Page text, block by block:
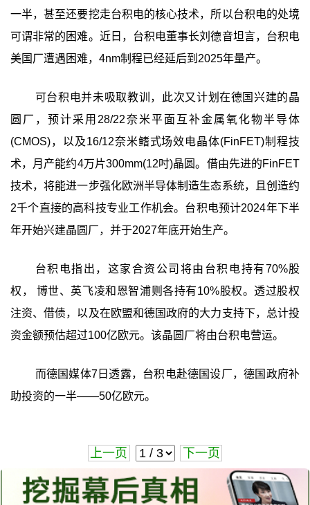
一半，甚至还要挖走台积电的核心技术，所以台积电的处境
可谓非常的困难。近日，台积电董事长刘德音坦言，台积电
美国厂遭遇困难，4nm制程已经延后到2025年量产。
可台积电并未吸取教训，此次又计划在德国兴建的晶
圆厂，预计采用28/22奈米平面互补金属氧化物半导体
(CMOS)，以及16/12奈米鳍式场效电晶体(FinFET)制程技
术，月产能约4万片300mm(12吋)晶圆。借由先进的FinFET
技术，将能进一步强化欧洲半导体制造生态系统，且创造约
2千个直接的高科技专业工作机会。台积电预计2024年下半
年开始兴建晶圆厂，并于2027年底开始生产。
台积电指出，这家合资公司将由台积电持有70%股
权， 博世、英飞凌和恩智浦则各持有10%股权。透过股权
注资、借债，以及在欧盟和德国政府的大力支持下，总计投
资金额预估超过100亿欧元。该晶圆厂将由台积电营运。
而德国媒体7日透露，台积电赴德国设厂，德国政府补
助投资的一半——50亿欧元。
上一页 下一页